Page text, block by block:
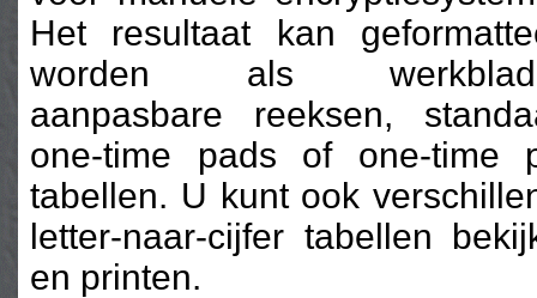
Het resultaat kan
worden als
aanpasbare reeksen,
one-time pads of one-time
tabellen. U kunt ook
letter-naar-cijfer tabellen
en printen.